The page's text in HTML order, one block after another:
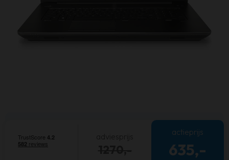
actieprijs
635,-